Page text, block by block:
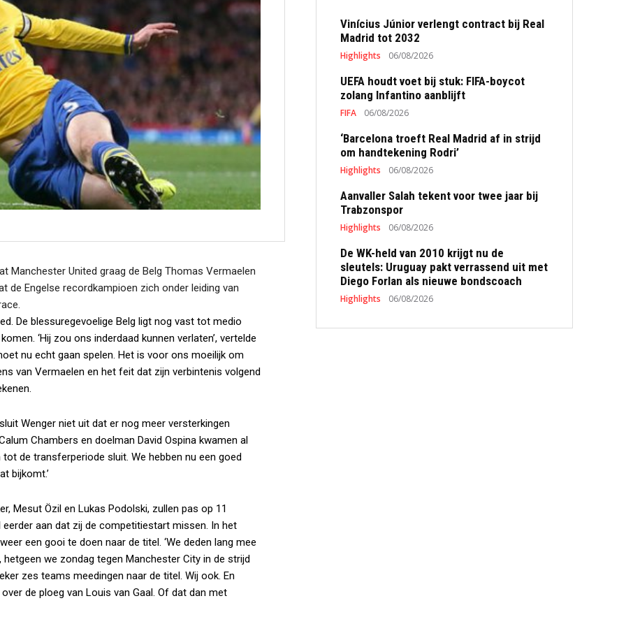
Manchester United graag de Belg Thomas Vermaelen
de Engelse recordkampioen zich onder leiding van
De blessuregevoelige Belg ligt nog vast tot medio
‘Hij zou ons inderdaad kunnen verlaten’, vertelde
nu echt gaan spelen. Het is voor ons moeilijk om
van Vermaelen en het feit dat zijn verbintenis volgend
Wenger niet uit dat er nog meer versterkingen
Chambers en doelman David Ospina kwamen al
de transferperiode sluit. We hebben nu een goed
bijkomt.’
Mesut Özil en Lukas Podolski, zullen pas op 11
aan dat zij de competitiestart missen. In het
een gooi te doen naar de titel. ‘We deden lang mee
we zondag tegen Manchester City in de strijd
zes teams meedingen naar de titel. Wij ook. En
de ploeg van Louis van Gaal. Of dat dan met
Vinícius Júnior verlengt contract bij Real
Madrid tot 2032
Highlights 06/08/2026
UEFA houdt voet bij stuk: FIFA-boycot
zolang Infantino aanblijft
FIFA 06/08/2026
‘Barcelona troeft Real Madrid af in strijd
om handtekening Rodri’
Highlights 06/08/2026
Aanvaller Salah tekent voor twee jaar bij
Trabzonspor
Highlights 06/08/2026
De WK-held van 2010 krijgt nu de
sleutels: Uruguay pakt verrassend uit met
Diego Forlan als nieuwe bondscoach
Highlights 06/08/2026